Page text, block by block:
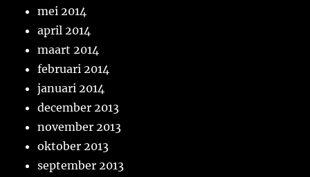
mei 2014
april 2014
maart 2014
februari 2014
januari 2014
december 2013
november 2013
oktober 2013
september 2013